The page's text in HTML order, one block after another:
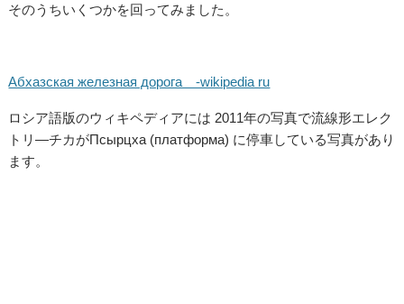
そのうちいくつかを回ってみました。
Абхазская железная дорога -wikipedia ru
ロシア語版のウィキペディアには 2011年の写真で流線形エレク
トリ―チカがПсырцха (платформа) に停車している写真があり
ます。